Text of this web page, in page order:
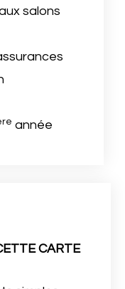
salons
année
CARTE